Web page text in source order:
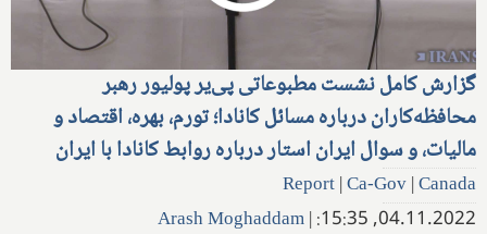
گزارش کامل نشست مطبوعاتی پی‌یر پولیور رهبر
محافظه‌کاران درباره مسائل کانادا؛ تورم، بهره، اقتصاد و
مالیات، و سوال ایران استار درباره روابط کانادا با ایران
Report|Ca-Gov|Canada
04.11.2022, 15:35:
|
Arash Moghaddam